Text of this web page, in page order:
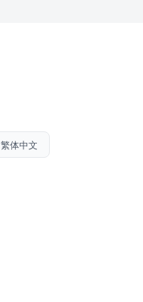
繁体中文